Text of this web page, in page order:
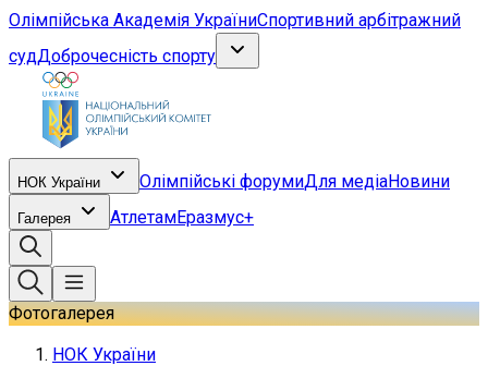
Олімпійська Академія УкраїниСпортивний арбітражний
судДоброчесність спорту
НОК України Олімпійські форумиДля медіаНовини
Галерея АтлетамЕразмус+
Фотогалерея
НОК України